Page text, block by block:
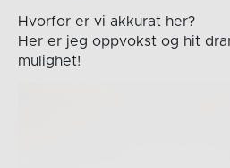
Hvorfor er vi akkurat her?
Her er jeg oppvokst og hit
mulighet!